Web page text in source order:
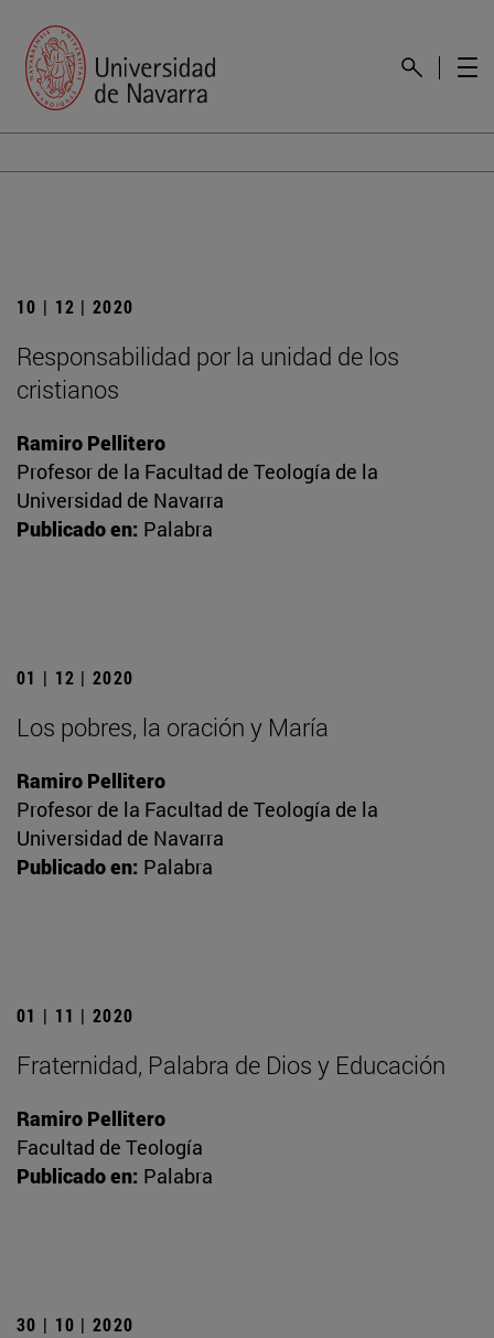
10 | 12 | 2020
Responsabilidad por la unidad de los
cristianos
Ramiro Pellitero
Profesor de la Facultad de Teología de la
Universidad de Navarra
Publicado en: Palabra
01 | 12 | 2020
Los pobres, la oración y María
Ramiro Pellitero
Profesor de la Facultad de Teología de la
Universidad de Navarra
Publicado en: Palabra
01 | 11 | 2020
Fraternidad, Palabra de Dios y Educación
Ramiro Pellitero
Facultad de Teología
Publicado en: Palabra
30 | 10 | 2020